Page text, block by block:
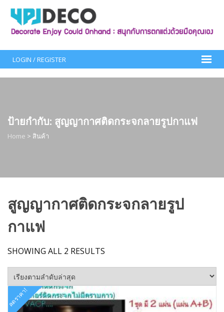
content
LOGIN / REGISTER
ป้ายกำกับ: สูญญากาศติดกระจกลายรูปกาแฟ
Home > สินค้า
สูญญากาศติดกระจกลายรูป
กาแฟ
SHOWING ALL 2 RESULTS
ลดราคา!